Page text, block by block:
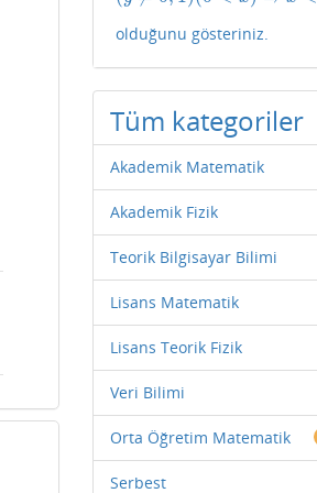
olduğunu gösteriniz.
Tüm kategoriler
Akademik Matematik
Akademik Fizik
Teorik Bilgisayar Bilimi
Lisans Matematik
Lisans Teorik Fizik
Veri Bilimi
Orta Öğretim Matematik
Serbest